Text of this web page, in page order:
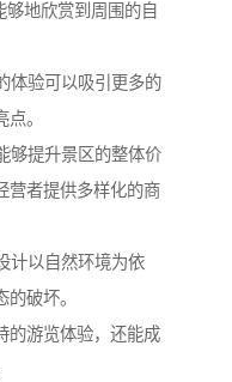
够地欣赏到周围的自
体验可以吸引更多的
。
够提升景区的整体价
营者提供多样化的商
计以自然环境为依
破坏。
的游览体验，还能成